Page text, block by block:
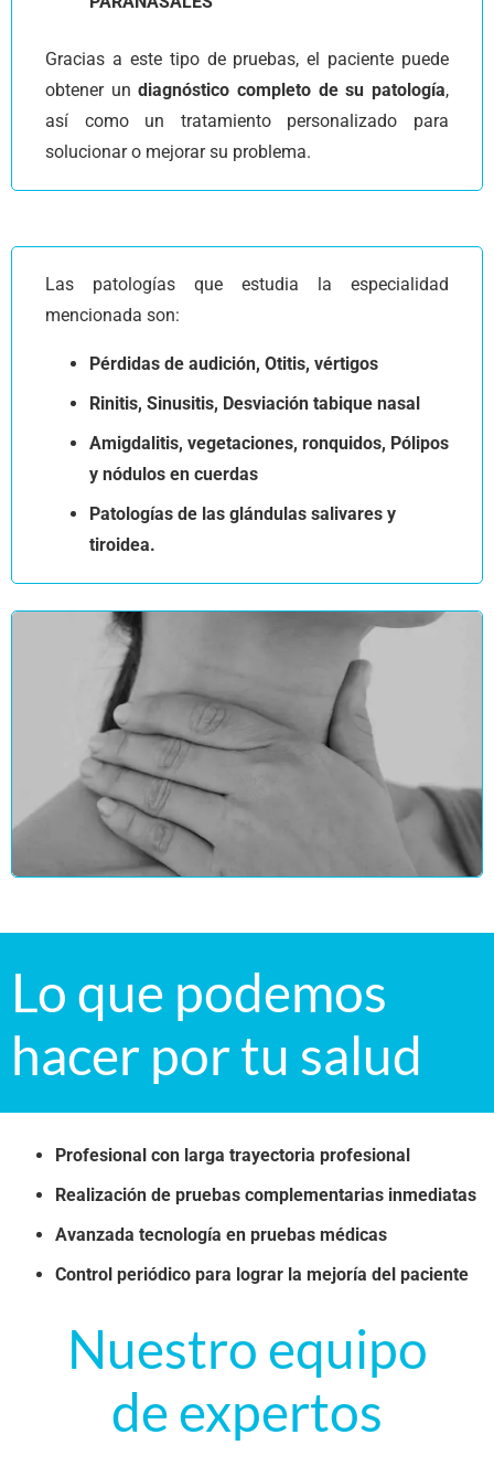
Gracias a este tipo de pruebas, el paciente puede
obtener undiagnóstico completo de su patología,
así como un tratamiento personalizado para
solucionar o mejorar su problema.
Las patologías que estudia la especialidad
mencionada son:
Pérdidas de audición, Otitis, vértigos
Rinitis, Sinusitis, Desviación tabique nasal
Amigdalitis, vegetaciones, ronquidos, Pólipos
y nódulos en cuerdas
Patologías de las glándulas salivares y
tiroidea.
Lo que podemos
hacer por tu salud
Profesional con larga trayectoria profesional
Realización de pruebas complementarias inmediatas
Avanzada tecnología en pruebas médicas
Control periódico para lograr la mejoría del paciente
Nuestro equipo
de expertos